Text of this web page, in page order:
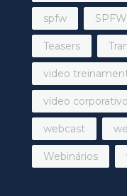
spfw
Teasers
video
vídeo corporativo
webcast
Webinários